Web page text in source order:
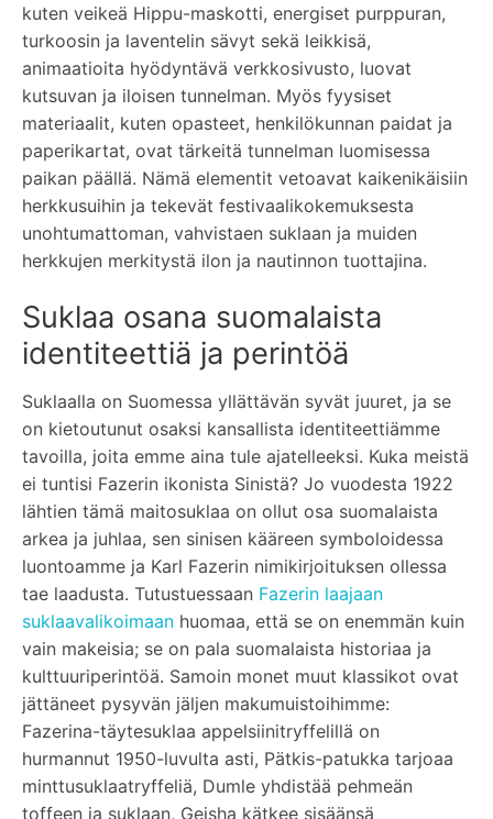
kuten veikeä Hippu-maskotti, energiset purppuran,
turkoosin ja laventelin sävyt sekä leikkisä,
animaatioita hyödyntävä verkkosivusto, luovat
kutsuvan ja iloisen tunnelman. Myös fyysiset
materiaalit, kuten opasteet, henkilökunnan paidat ja
paperikartat, ovat tärkeitä tunnelman luomisessa
paikan päällä. Nämä elementit vetoavat kaikenikäisiin
herkkusuihin ja tekevät festivaalikokemuksesta
unohtumattoman, vahvistaen suklaan ja muiden
herkkujen merkitystä ilon ja nautinnon tuottajina.
Suklaa osana suomalaista
identiteettiä ja perintöä
Suklaalla on Suomessa yllättävän syvät juuret, ja se
on kietoutunut osaksi kansallista identiteettiämme
tavoilla, joita emme aina tule ajatelleeksi. Kuka meistä
ei tuntisi Fazerin ikonista Sinistä? Jo vuodesta 1922
lähtien tämä maitosuklaa on ollut osa suomalaista
arkea ja juhlaa, sen sinisen kääreen symboloidessa
luontoamme ja Karl Fazerin nimikirjoituksen ollessa
tae laadusta. Tutustuessaan Fazerin laajaan
suklaavalikoimaan huomaa, että se on enemmän kuin
vain makeisia; se on pala suomalaista historiaa ja
kulttuuriperintöä. Samoin monet muut klassikot ovat
jättäneet pysyvän jäljen makumuistoihimme:
Fazerina-täytesuklaa appelsiinitryffelillä on
hurmannut 1950-luvulta asti, Pätkis-patukka tarjoaa
minttusuklaatryffeliä, Dumle yhdistää pehmeän
toffeen ja suklaan, Geisha kätkee sisäänsä